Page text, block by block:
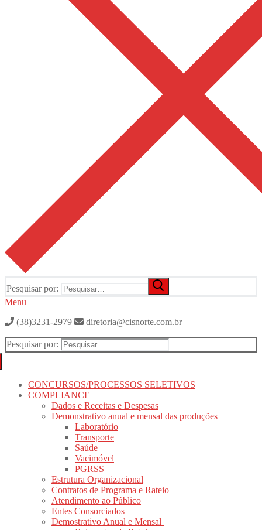
Pesquisar por:
Menu
(38)3231-2979
diretoria@cisnorte.com.br
Pesquisar por:
CONCURSOS/PROCESSOS SELETIVOS
COMPLIANCE
Dados e Receitas e Despesas
Demonstrativo anual e mensal das produções
Laboratório
Transporte
Saúde
Vacimóvel
PGRSS
Estrutura Organizacional
Contratos de Programa e Rateio
Atendimento ao Público
Entes Consorciados
Demostrativo Anual e Mensal